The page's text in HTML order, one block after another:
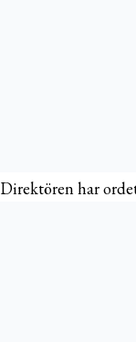
Direktören har